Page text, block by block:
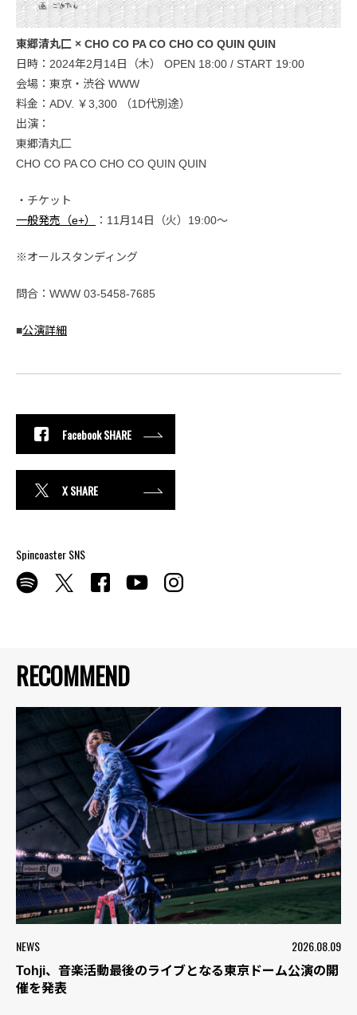
RECOMMEND
NEWS 2026.08.09
Tohji、音楽活動最後のライブとなる東京ドーム公演の開
催を発表
東郷清丸匚 × CHO CO PA CO CHO CO QUIN QUIN
日時：2024年2月14日（木） OPEN 18:00 / START 19:00
会場：東京・渋谷 WWW
料金：ADV. ￥3,300 （1D代別途）
出演：
東郷清丸匚
CHO CO PA CO CHO CO QUIN QUIN
・チケット
一般発売（e+）
：11月14日（火）19:00〜
※オールスタンディング
問合：WWW 03-5458-7685
■公演詳細
Facebook SHARE
X SHARE
Spincoaster SNS